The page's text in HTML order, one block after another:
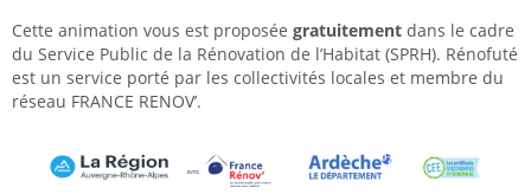
Cette animation vous est proposée gratuitement dans le cadre
du Service Public de la Rénovation de l’Habitat (SPRH). Rénofuté
est un service porté par les collectivités locales et membre du
réseau FRANCE RENOV’.